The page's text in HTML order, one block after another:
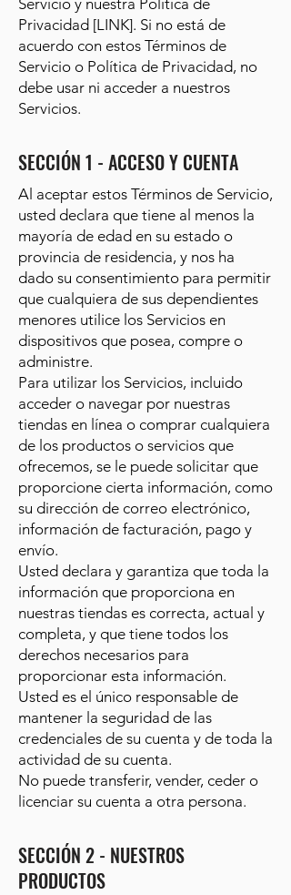
Servicio y nuestra Política de
Privacidad [LINK]. Si no está de
acuerdo con estos Términos de
Servicio o Política de Privacidad, no
debe usar ni acceder a nuestros
Servicios.
SECCIÓN 1 - ACCESO Y CUENTA
Al aceptar estos Términos de Servicio,
usted declara que tiene al menos la
mayoría de edad en su estado o
provincia de residencia, y nos ha
dado su consentimiento para permitir
que cualquiera de sus dependientes
menores utilice los Servicios en
dispositivos que posea, compre o
administre.
Para utilizar los Servicios, incluido
acceder o navegar por nuestras
tiendas en línea o comprar cualquiera
de los productos o servicios que
ofrecemos, se le puede solicitar que
proporcione cierta información, como
su dirección de correo electrónico,
información de facturación, pago y
envío.
Usted declara y garantiza que toda la
información que proporciona en
nuestras tiendas es correcta, actual y
completa, y que tiene todos los
derechos necesarios para
proporcionar esta información.
Usted es el único responsable de
mantener la seguridad de las
credenciales de su cuenta y de toda la
actividad de su cuenta.
No puede transferir, vender, ceder o
licenciar su cuenta a otra persona.
SECCIÓN 2 - NUESTROS
PRODUCTOS